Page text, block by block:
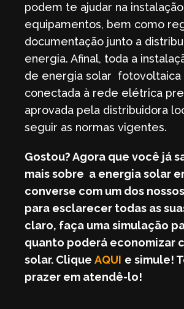
podem te ajudar na
equipamentos, bem como
documentação junto a
energia. Afinal, toda a
de energia solar
conectada à rede elétrica
aprovada pela distribuidora
seguir as normas vigentes.
Gostou? Agora que você já
mais sobre a energia solar
converse com um dos
para esclarecer todas as
claro, faça uma simulação
quanto poderá economizar
solar. Clique AQUI e simule!
prazer em atendê-lo!